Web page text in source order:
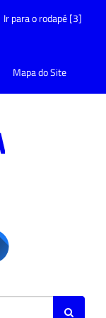
Ir para o rodapé [3]
Mapa do Site